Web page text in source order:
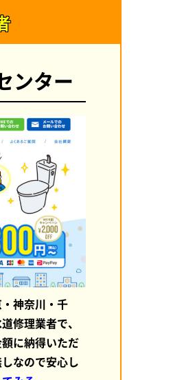
ンター
神奈川・千
修理業者で、
に納得いただ
なので安心し